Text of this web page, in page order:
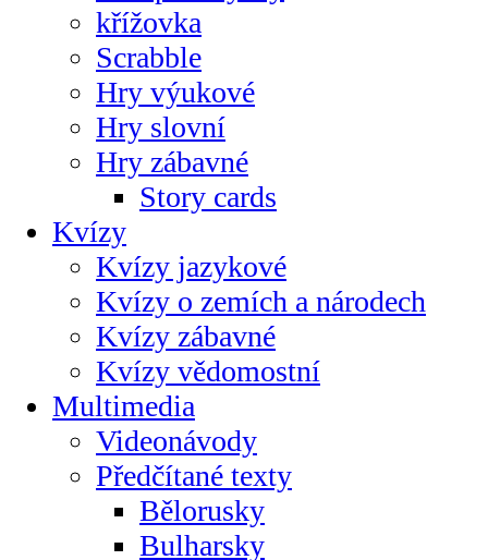
křížovka
Scrabble
Hry výukové
Hry slovní
Hry zábavné
Story cards
Kvízy
Kvízy jazykové
Kvízy o zemích a národech
Kvízy zábavné
Kvízy vědomostní
Multimedia
Videonávody
Předčítané texty
Bělorusky
Bulharsky